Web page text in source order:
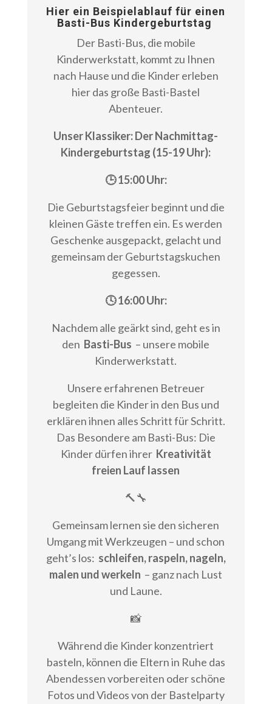
Hier ein Beispielablauf für einen
Basti-Bus Kindergeburtstag
Der Basti-Bus, die mobile
Kinderwerkstatt, kommt zu Ihnen
nach Hause und die Kinder erleben
hier das große Basti-Bastel
Abenteuer.
Unser Klassiker: Der Nachmittag-
Kindergeburtstag (15-19 Uhr):
🕒 15:00 Uhr:
Die Geburtstagsfeier beginnt und die
kleinen Gäste treffen ein. Es werden
Geschenke ausgepackt, gelacht und
gemeinsam der Geburtstagskuchen
gegessen.
🕓 16:00 Uhr:
Nachdem alle geärkt sind, geht es in
den Basti-Bus – unsere mobile
Kinderwerkstatt.
Unsere erfahrenen Betreuer
begleiten die Kinder in den Bus und
erklären ihnen alles Schritt für Schritt.
Das Besondere am Basti-Bus: Die
Kinder dürfen ihrer Kreativität
freien Lauf lassen
🔨🔧
Gemeinsam lernen sie den sicheren
Umgang mit Werkzeugen – und schon
geht’s los: schleifen, raspeln, nageln,
malen und werkeln – ganz nach Lust
und Laune.
📸
Während die Kinder konzentriert
basteln, können die Eltern in Ruhe das
Abendessen vorbereiten oder schöne
Fotos und Videos von der Bastelparty